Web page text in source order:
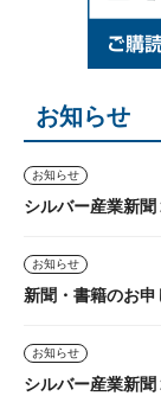
お知らせ
お知らせ
シルバー産業新聞
お知らせ
新聞・書籍のお申
お知らせ
シルバー産業新聞